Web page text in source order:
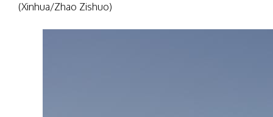
(Xinhua/Zhao Zishuo)